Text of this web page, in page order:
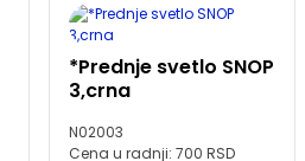
*Prednje svetlo SNOP
3,crna
N02003
Cena u radnji: 700 RSD